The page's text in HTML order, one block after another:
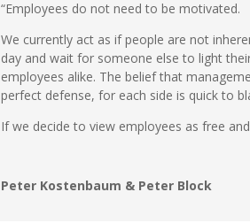
“Employees do not need to be motivated.
We currently act as if people are not
day and wait for someone else to light
employees alike. The belief that
perfect defense, for each side is quick to
If we decide to view employees as free
Peter Kostenbaum & Peter Block